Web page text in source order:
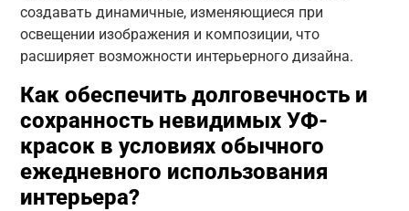
создавать динамичные, изменяющиеся при
освещении изображения и композиции, что
расширяет возможности интерьерного дизайна.
Как обеспечить долговечность и
сохранность невидимых УФ-
красок в условиях обычного
ежедневного использования
интерьера?